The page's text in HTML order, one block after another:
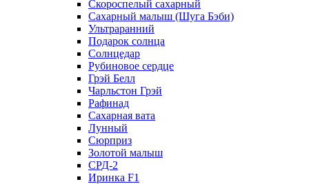
Скороспелый сахарный
Сахарный малыш (Шуга Бэби)
Ультраранний
Подарок солнца
Солнцедар
Рубиновое сердце
Грэй Белл
Чарльстон Грэй
Рафинад
Сахарная вата
Лунный
Сюрприз
Золотой малыш
СРД-2
Иринка F1